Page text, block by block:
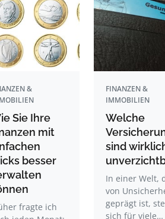
&
Sie Ihre
mit
besser
fragte ich
FINANZEN &
IMMOBILIEN
Welche
sind
In einer Welt,
von
geprägt ist,
sich für viele…